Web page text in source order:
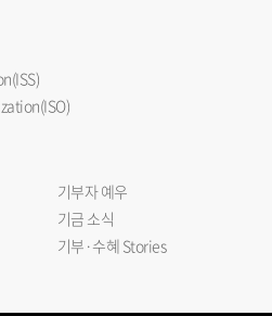
기부자 예우
기금 소식
기부·수혜 Stories